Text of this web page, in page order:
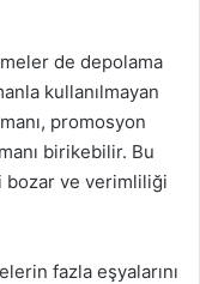
de depolama
kullanılmayan
promosyon
birikebilir. Bu
bozar ve verimliliği
fazla eşyalarını